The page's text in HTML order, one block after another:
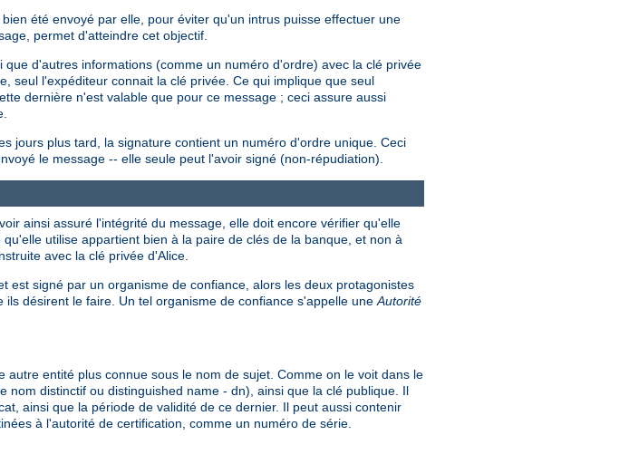
été envoyé par elle, pour éviter qu'un intrus puisse effectuer une
permet d'atteindre cet objectif.
d'autres informations (comme un numéro d'ordre) avec la clé privée
seul l'expéditeur connait la clé privée. Ce qui implique que seul
dernière n'est valable que pour ce message ; ceci assure aussi
jours plus tard, la signature contient un numéro d'ordre unique. Ceci
le message -- elle seule peut l'avoir signé (non-répudiation).
ainsi assuré l'intégrité du message, elle doit encore vérifier qu'elle
utilise appartient bien à la paire de clés de la banque, et non à
avec la clé privée d'Alice.
est signé par un organisme de confiance, alors les deux protagonistes
désirent le faire. Un tel organisme de confiance s'appelle une Autorité
entité plus connue sous le nom de sujet. Comme on le voit dans le
nom distinctif ou distinguished name - dn), ainsi que la clé publique. Il
ainsi que la période de validité de ce dernier. Il peut aussi contenir
à l'autorité de certification, comme un numéro de série.